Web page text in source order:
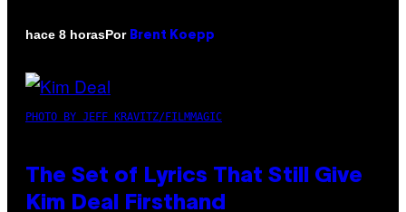
hace 8 horasPor Brent Koepp
PHOTO BY JEFF KRAVITZ/FILMMAGIC
The Set of Lyrics That Still Give
Kim Deal Firsthand